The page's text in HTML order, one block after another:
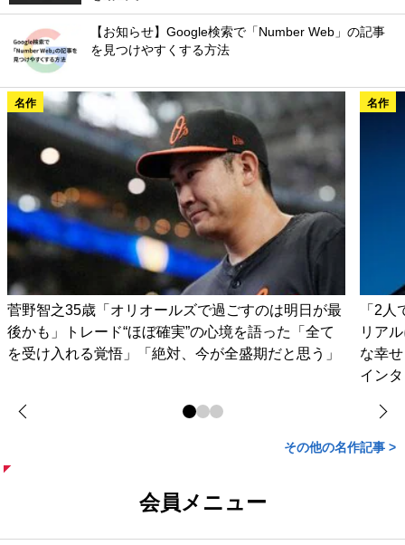
【お知らせ】Google検索で「Number Web」の記事
を見つけやすくする方法
名作
菅野智之35歳「オリオールズで過ごすのは明日が最
後かも」トレード“ほぼ確実”の心境を語った「全て
を受け入れる覚悟」「絶対、今が全盛期だと思う」
名作
「2
リア
な幸
イン
その他の名作記事 >
会員メニュー